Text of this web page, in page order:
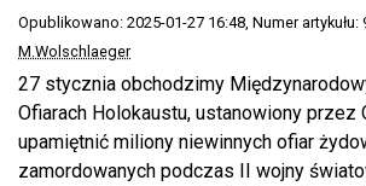
Opublikowano: 2025-01-27 16:48 , Numer artykułu:
M.Wolschlaeger
27 stycznia obchodzimy
Ofiarach Holokaustu, ustanowiony przez
upamiętnić miliony niewinnych ofiar
zamordowanych podczas II wojny